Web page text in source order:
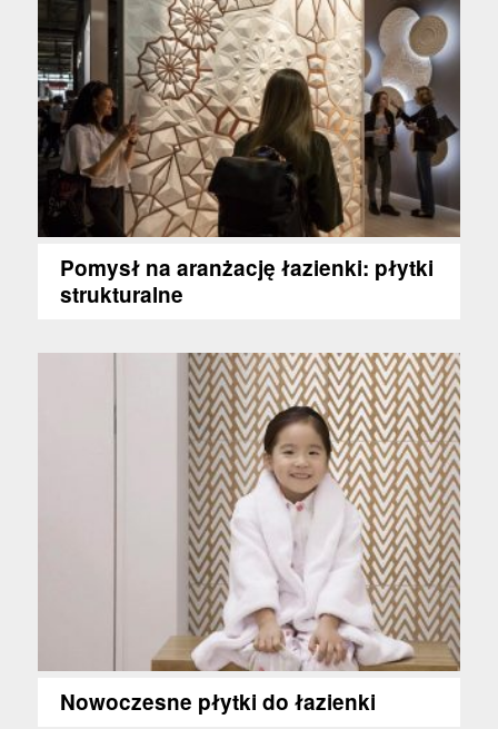
Pomysł na aranżację łazienki: płytki
strukturalne
Nowoczesne płytki do łazienki